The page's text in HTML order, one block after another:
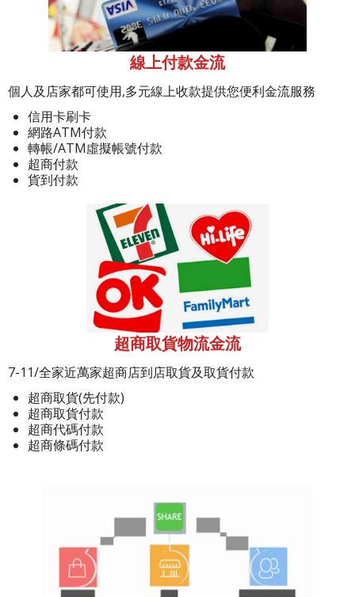
線上付款金流
個人及店家都可使用,多元線上收款提供您便利金流服務
信用卡刷卡
網路ATM付款
轉帳/ATM虛擬帳號付款
超商付款
貨到付款
超商取貨物流金流
7-11/全家近萬家超商店到店取貨及取貨付款
超商取貨(先付款)
超商取貨付款
超商代碼付款
超商條碼付款